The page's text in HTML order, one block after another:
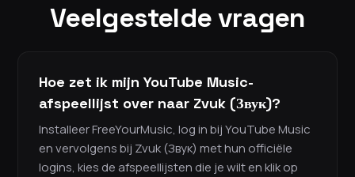
Veelgestelde vragen
Hoe zet ik mijn YouTube Music-
afspeellijst over naar Zvuk (Звук)?
Installeer FreeYourMusic, log in bij YouTube Music
en vervolgens bij Zvuk (Звук) met hun officiële
logins, kies de afspeellijsten die je wilt en klik op